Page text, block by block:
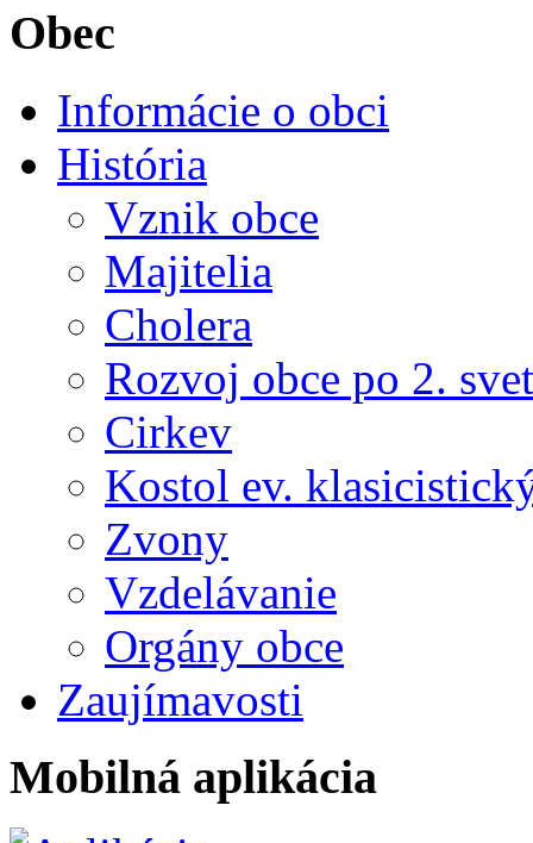
Obec
Informácie o obci
História
Vznik obce
Majitelia
Cholera
Rozvoj obce po 2.
Cirkev
Kostol ev.
Zvony
Vzdelávanie
Orgány obce
Zaujímavosti
Mobilná aplikácia